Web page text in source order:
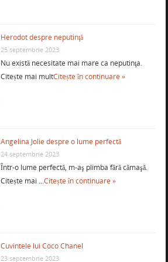
Herodot despre neputinţă
25 septembrie 2023
Nu există necesitate mai mare ca neputinţa.
Citește mai multCitește în continuare »
Angelina Jolie despre o lume perfectă
24 septembrie 2023
Într-o lume perfectă, m-aş plimba fără cămaşă.
Citește mai …Citește în continuare »
Cuvintele lui Coco Chanel
23 septembrie 2023